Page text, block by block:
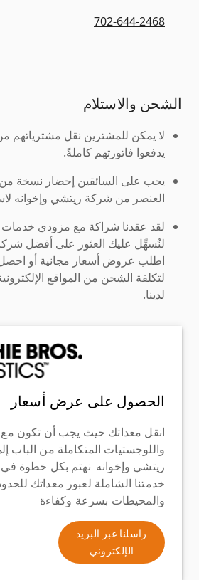
702-644-2468
الشحن والاستلام
لا يمكن للمشترين نقل مشترياتهم
يدفعوا فاتورتهم كاملةً.
يجب على السائقين إحضار نسخة من
العنصر من شركة ريتشي وإخوانه
لقد عقدنا شراكة مع مزودي
لنُسهِّل عليك العثور على أفضل
اطلب عروض أسعار مجانية أو
لتكلفة الشحن من المواقع
لدينا.
الحصول على عرض أسعار
انقل معداتك حيث يجب أن تكون
واللوجستيات المتكاملة من الباب
ريتشي وإخوانه. نهتم بكل خطوة
خدمتنا الشاملة لعبور معداتك
والمحيطات بسرعة وكفاءة
راسلنا عبر البريد
الإلكتروني